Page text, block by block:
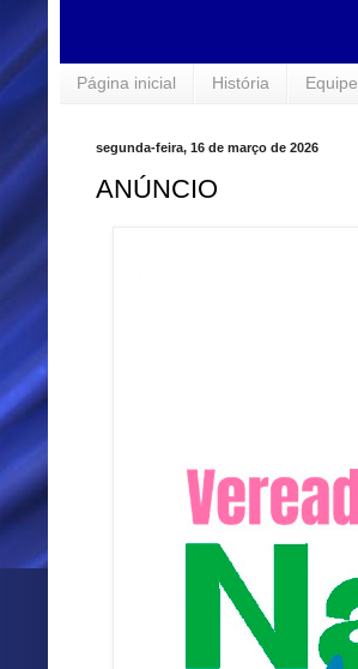
Página inicial História Equipe
segunda-feira, 16 de março de 2026
ANÚNCIO